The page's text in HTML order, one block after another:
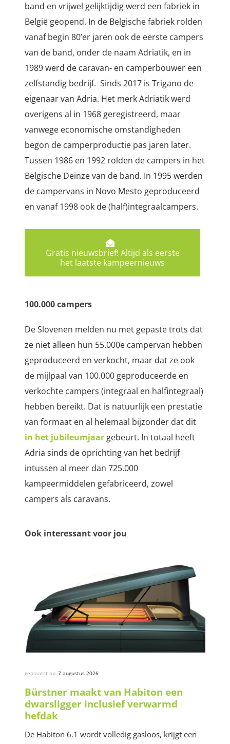
band en vrijwel gelijktijdig werd een fabriek in
België geopend. In de Belgische fabriek rolden
vanaf begin 80’er jaren ook de eerste campers
van de band, onder de naam Adriatik, en in
1989 werd de caravan- en camperbouwer een
zelfstandig bedrijf. Sinds 2017 is Trigano de
eigenaar van Adria. Het merk Adriatik werd
overigens al in 1968 geregistreerd, maar
vanwege economische omstandigheden
begon de camperproductie pas jaren later.
Tussen 1986 en 1992 rolden de campers in het
Belgische Deinze van de band. In 1995 werden
de campervans in Novo Mesto geproduceerd
en vanaf 1998 ook de (half)integraalcampers.
Gratis nieuwsbrief! Altijd als eerste
het laatste kampeernieuws
100.000 campers
De Slovenen melden nu met gepaste trots dat
ze niet alleen hun 55.000e campervan hebben
geproduceerd en verkocht, maar dat ze ook
de mijlpaal van 100.000 geproduceerde en
verkochte campers (integraal en halfintegraal)
hebben bereikt. Dat is natuurlijk een prestatie
van formaat en al helemaal bijzonder dat dit
in het jubileumjaar gebeurt. In totaal heeft
Adria sinds de oprichting van het bedrijf
intussen al meer dan 725.000
kampeermiddelen gefabriceerd, zowel
campers als caravans.
Ook interessant voor jou
geplaatst op 7 augustus 2026
Bürstner maakt van Habiton een
dwarsligger inclusief verwarmd
hefdak
De Habiton 6.1 wordt volledig gasloos, krijgt een